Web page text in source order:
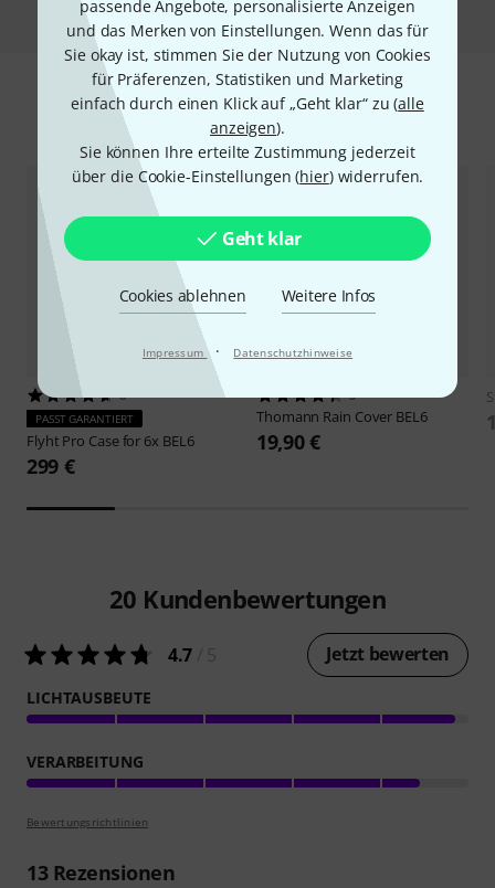
passende Angebote, personalisierte Anzeigen
und das Merken von Einstellungen. Wenn das für
Sie okay ist, stimmen Sie der Nutzung von Cookies
für Präferenzen, Statistiken und Marketing
einfach durch einen Klick auf „Geht klar“ zu (alle
anzeigen).
Sie können Ihre erteilte Zustimmung jederzeit
über die Cookie-Einstellungen (hier) widerrufen.
Geht klar
Cookies ablehnen Weitere Infos
Impressum · Datenschutzhinweise
Zubehör & passende Artikel
8
PASST GARANTIERT
Flyht Pro Case for 6x BEL6
299 €
5
Thomann Rain Cover BEL6
19,90 €
20 Kundenbewertungen
4.7 Jetzt bewerten
LICHTAUSBEUTE
VERARBEITUNG
Bewertungsrichtlinien
13Rezensionen